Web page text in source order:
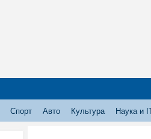
Спорт Авто Культура Наука и